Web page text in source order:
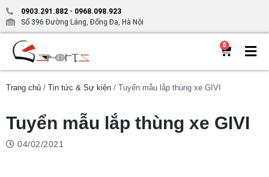
0903.291.882 - 0968.098.923
Số 396 Đường Láng, Đống Đa, Hà Nội
0
Trang chủ / Tin tức & Sự kiện / Tuyển mẫu lắp thùng xe GIVI
Tuyển mẫu lắp thùng xe GIVI
04/02/2021